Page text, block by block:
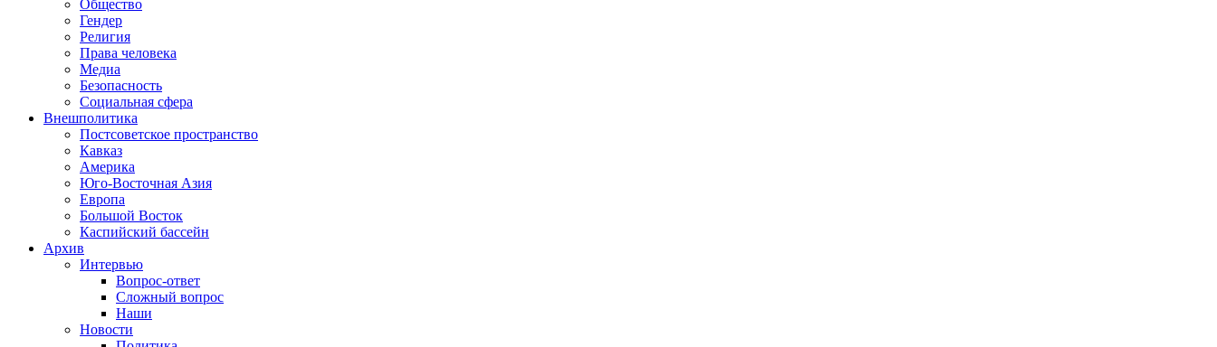
Общество
Гендер
Религия
Права человека
Медиа
Безопасность
Социальная сфера
Внешполитика
Постсоветское пространство
Кавказ
Америка
Юго-Восточная Азия
Европа
Большой Восток
Каспийский бассейн
Архив
Интервью
Вопрос-ответ
Сложный вопрос
Наши
Новости